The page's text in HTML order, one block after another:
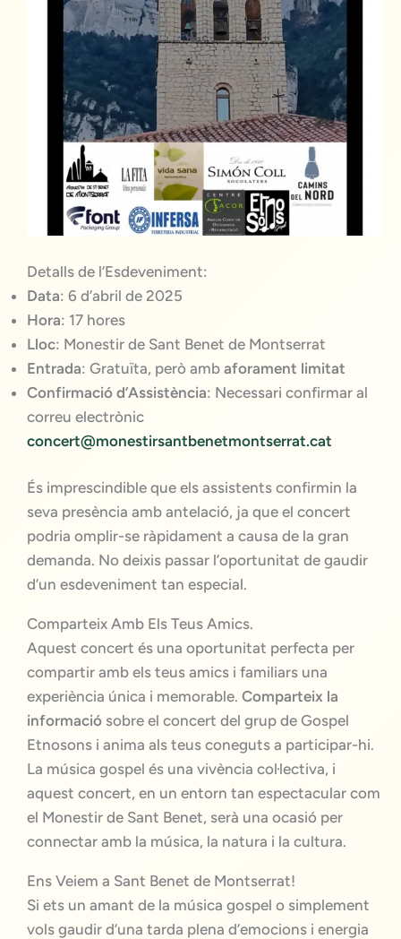
Detalls de l’Esdeveniment:
Data: 6 d’abril de 2025
Hora: 17 hores
Lloc: Monestir de Sant Benet de Montserrat
Entrada: Gratuïta, però amb aforament limitat
Confirmació d’Assistència: Necessari confirmar al
correu electrònic
concert@monestirsantbenetmontserrat.cat
És imprescindible que els assistents confirmin la
seva presència amb antelació, ja que el concert
podria omplir-se ràpidament a causa de la gran
demanda. No deixis passar l’oportunitat de gaudir
d’un esdeveniment tan especial.
Comparteix Amb Els Teus Amics.
Aquest concert és una oportunitat perfecta per
compartir amb els teus amics i familiars una
experiència única i memorable. Comparteix la
informació sobre el concert del grup de Gospel
Etnosons i anima als teus coneguts a participar-hi.
La música gospel és una vivència col·lectiva, i
aquest concert, en un entorn tan espectacular com
el Monestir de Sant Benet, serà una ocasió per
connectar amb la música, la natura i la cultura.
Ens Veiem a Sant Benet de Montserrat!
Si ets un amant de la música gospel o simplement
vols gaudir d’una tarda plena d’emocions i energia